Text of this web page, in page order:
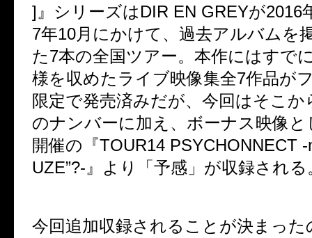
] 』シリーズはDIR EN GREYが2016
7年10月にかけて、過去アルバムを
た7本の全国ツアー。本作にはすで
様を収めたライブ映像集全7作品が
限定で発売済みだが、今回はそこ
のナンバーに加え、ボーナス映像と
開催の『TOUR14 PSYCHONNECT
UZE”?- 』より「予感」が収録される
今回追加収録されることが決まった